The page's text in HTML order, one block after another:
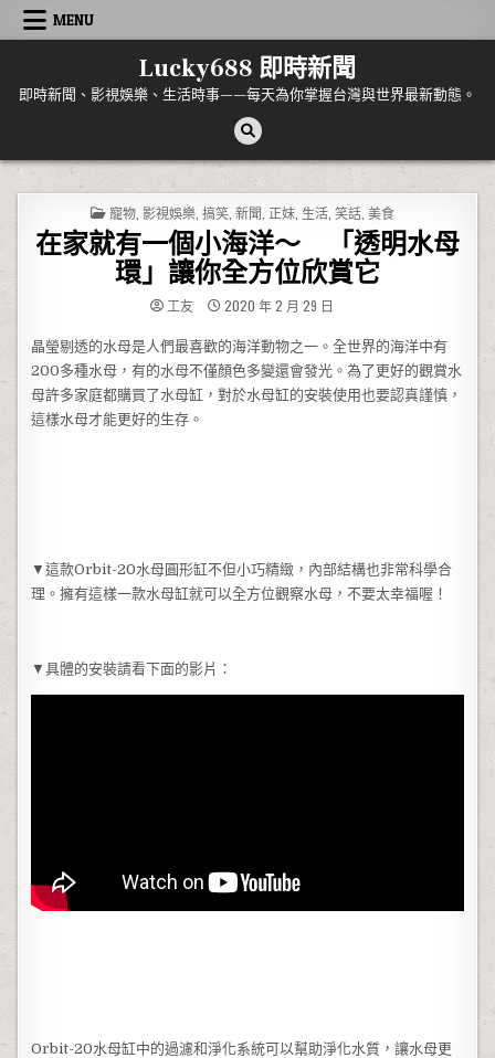
Skip to content
MENU
Lucky688 即時新聞
即時新聞、影視娛樂、生活時事——每天為你掌握台灣與世界最新動態。
POSTED IN
寵物, 影視娛樂, 搞笑, 新聞 正妹, 生活, 笑話, 美食
在家就有一個小海洋～ 「透明水母
環」讓你全方位欣賞它
工友 2020 年 2 月 29 日
晶瑩剔透的水母是人們最喜歡的海洋動物之一。全世界的海洋中有
200多種水母，有的水母不僅顏色多變還會發光。為了更好的觀賞水
母許多家庭都購買了水母缸，對於水母缸的安裝使用也要認真謹慎，
這樣水母才能更好的生存。
▼這款Orbit-20水母圓形缸不但小巧精緻，內部結構也非常科學合
理。擁有這樣一款水母缸就可以全方位觀察水母，不要太幸福喔！
▼具體的安裝請看下面的影片：
Orbit-20水母缸中的過濾和淨化系統可以幫助淨化水質，讓水母更